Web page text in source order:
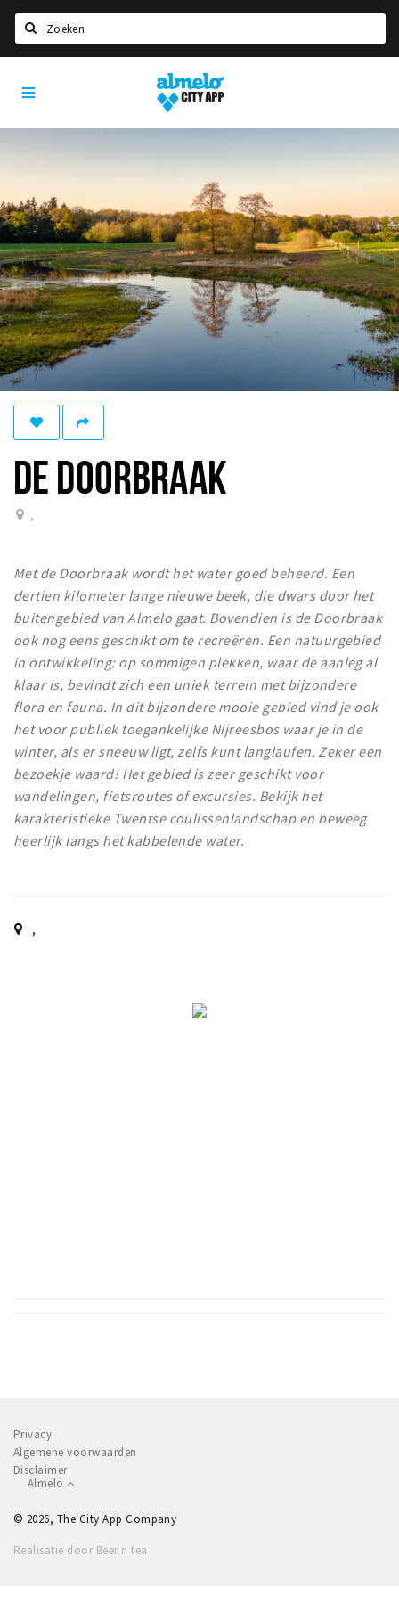
Home
Agenda
Vacatures
Eten
Drinken
Slapen
Recreatief
Winkels
Winkelgebieden
Bezienswaardigheden
Musea, theaters & podia
Toeristische routes
Natuurgebieden
Inloggen
Almelo
City
DE DOORBRAAK
,
Met de Doorbraak wordt het water goed beheerd. Een
dertien kilometer lange nieuwe beek, die dwars door het
buitengebied van Almelo gaat. Bovendien is de Doorbraak
ook nog eens geschikt om te recreëren. Een natuurgebied
in ontwikkeling: op sommigen plekken, waar de aanleg al
klaar is, bevindt zich een uniek terrein met bijzondere
flora en fauna. In dit bijzondere mooie gebied vind je ook
het voor publiek toegankelijke Nijreesbos waar je in de
winter, als er sneeuw ligt, zelfs kunt langlaufen. Zeker een
bezoekje waard! Het gebied is zeer geschikt voor
wandelingen, fietsroutes of excursies. Bekijk het
karakteristieke Twentse coulissenlandschap en beweeg
heerlijk langs het kabbelende water.
,
Privacy
Algemene voorwaarden
Disclaimer
Almelo
© 2026, The City App Company
Realisatie door Beer n tea